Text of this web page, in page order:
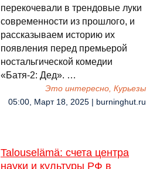
перекочевали в трендовые луки
современности из прошлого, и
рассказываем историю их
появления перед премьерой
ностальгической комедии
«Батя-2: Дед». …
Это интересно, Курьезы
05:00, Март 18, 2025 | burninghut.ru
Talouselämä: счета центра
науки и культуры РФ в